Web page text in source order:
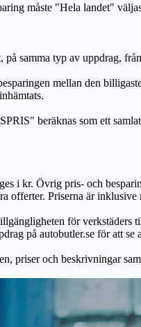
måste "Hela landet"
samma typ av uppdrag,
mellan den
beräknas som ett samlat
i kr. Övrig pris- och
offerter. Priserna är
för
på autobutler.se för att
priser och beskrivningar